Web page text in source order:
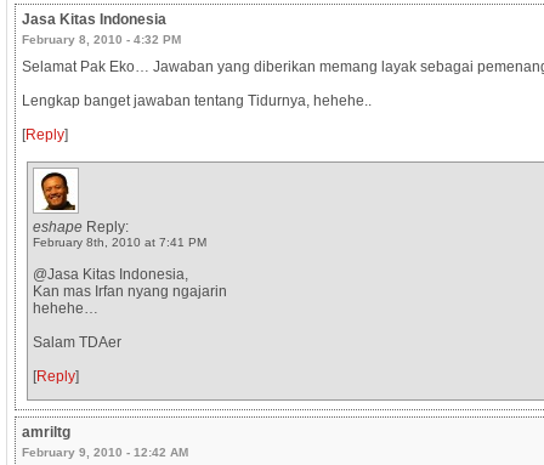
Jasa Kitas Indonesia
February 8, 2010 - 4:32 PM
Selamat Pak Eko… Jawaban yang diberikan memang layak sebagai
Lengkap banget jawaban tentang Tidurnya, hehehe..
[Reply]
eshape Reply:
February 8th, 2010 at 7:41 PM
@Jasa Kitas Indonesia,
Kan mas Irfan nyang ngajarin
hehehe…
Salam TDAer
[Reply]
amriltg
February 9, 2010 - 12:42 AM